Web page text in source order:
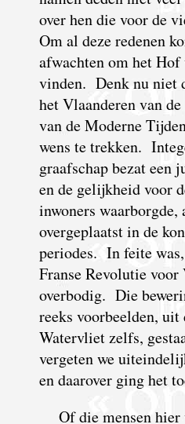
over hen die voor de
Om al deze redenen
afwachten om het
vinden. Denk nu niet
het Vlaanderen van
van de Moderne
wens te trekken.
graafschap bezat
en de gelijkheid voor
inwoners
overgeplaatst in de
periodes. In feite
Franse Revolutie voor
overbodig. Die
reeks voorbeelden, uit
Watervliet zelfs,
vergeten we
en daarover ging het
Of die mensen hier